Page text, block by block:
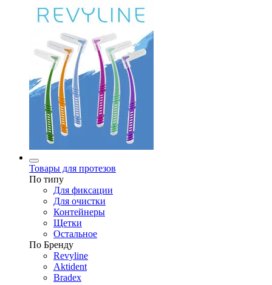
Товары для протезов
По типу
Для фиксации
Для очистки
Контейнеры
Щетки
Остальное
По Бренду
Revyline
Aktident
Bradex